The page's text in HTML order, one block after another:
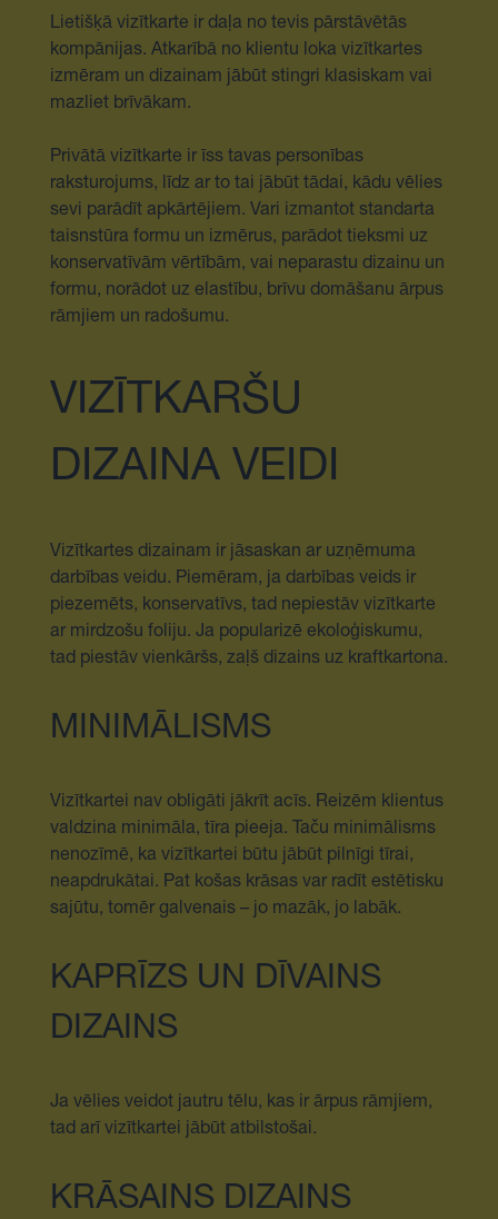
Lietišķā vizītkarte ir daļa no tevis pārstāvētās
kompānijas. Atkarībā no klientu loka vizītkartes
izmēram un dizainam jābūt stingri klasiskam vai
mazliet brīvākam.
Privātā vizītkarte ir īss tavas personības
raksturojums, līdz ar to tai jābūt tādai, kādu vēlies
sevi parādīt apkārtējiem. Vari izmantot standarta
taisnstūra formu un izmērus, parādot tieksmi uz
konservatīvām vērtībām, vai neparastu dizainu un
formu, norādot uz elastību, brīvu domāšanu ārpus
rāmjiem un radošumu.
VIZĪTKARŠU
DIZAINA VEIDI
Vizītkartes dizainam ir jāsaskan ar uzņēmuma
darbības veidu. Piemēram, ja darbības veids ir
piezemēts, konservatīvs, tad nepiestāv vizītkarte
ar mirdzošu foliju. Ja popularizē ekoloģiskumu,
tad piestāv vienkāršs, zaļš dizains uz kraftkartona.
MINIMĀLISMS
Vizītkartei nav obligāti jākrīt acīs. Reizēm klientus
valdzina minimāla, tīra pieeja. Taču minimālisms
nenozīmē, ka vizītkartei būtu jābūt pilnīgi tīrai,
neapdrukātai. Pat košas krāsas var radīt estētisku
sajūtu, tomēr galvenais – jo mazāk, jo labāk.
KAPRĪZS UN DĪVAINS
DIZAINS
Ja vēlies veidot jautru tēlu, kas ir ārpus rāmjiem,
tad arī vizītkartei jābūt atbilstošai.
KRĀSAINS DIZAINS